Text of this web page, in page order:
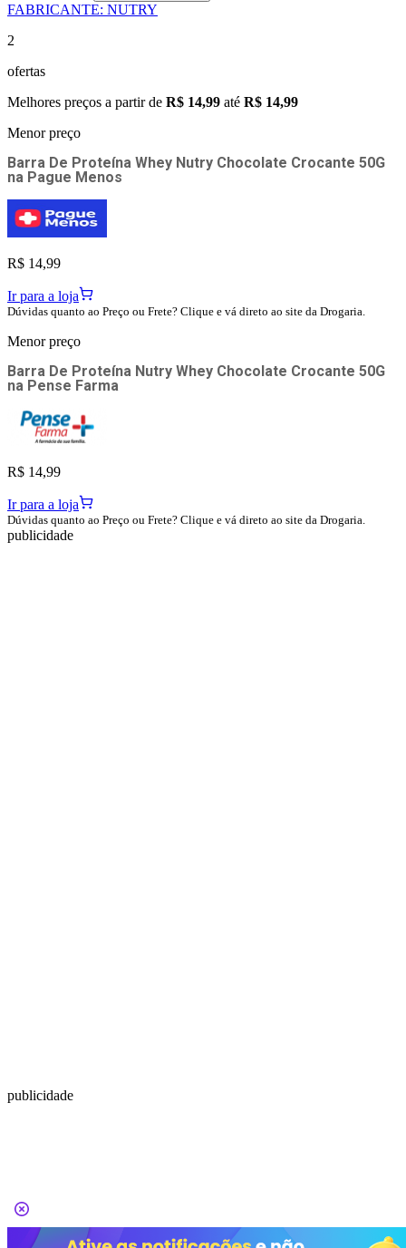
FABRICANTE: NUTRY
2
ofertas
Melhores preços a partir de R$ 14,99 até R$ 14,99
Menor preço
Barra De Proteína Whey Nutry Chocolate Crocante 50G
na Pague Menos
R$ 14,99
Ir para a loja
Dúvidas quanto ao Preço ou Frete? Clique e vá direto ao site da Drogaria.
Menor preço
Barra De Proteína Nutry Whey Chocolate Crocante 50G
na Pense Farma
R$ 14,99
Ir para a loja
Dúvidas quanto ao Preço ou Frete? Clique e vá direto ao site da Drogaria.
publicidade
publicidade